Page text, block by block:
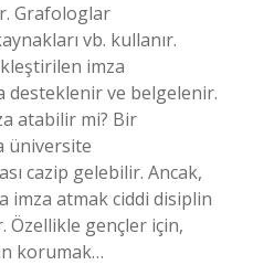
Grafologlar
vb. kullanır.
imza
desteklenir ve belgelenir.
atabilir mi? Bir
üniversite
cazip gelebilir. Ancak,
imza atmak ciddi disiplin
Özellikle gençler için,
korumak…